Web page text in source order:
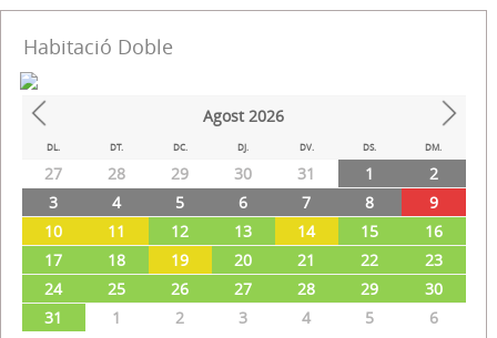
Habitació Doble
Prev Next
Agost 2026
DL. DT. DC. DJ. DV. DS. DM.
27 28 29 30 31 1
2
3
4 5 6 7 8
9
10
11 12 13 14 15
16
17
18 19 20 21 22
23
24
25 26 27 28 29
30
31
1 2 3 4 5 6